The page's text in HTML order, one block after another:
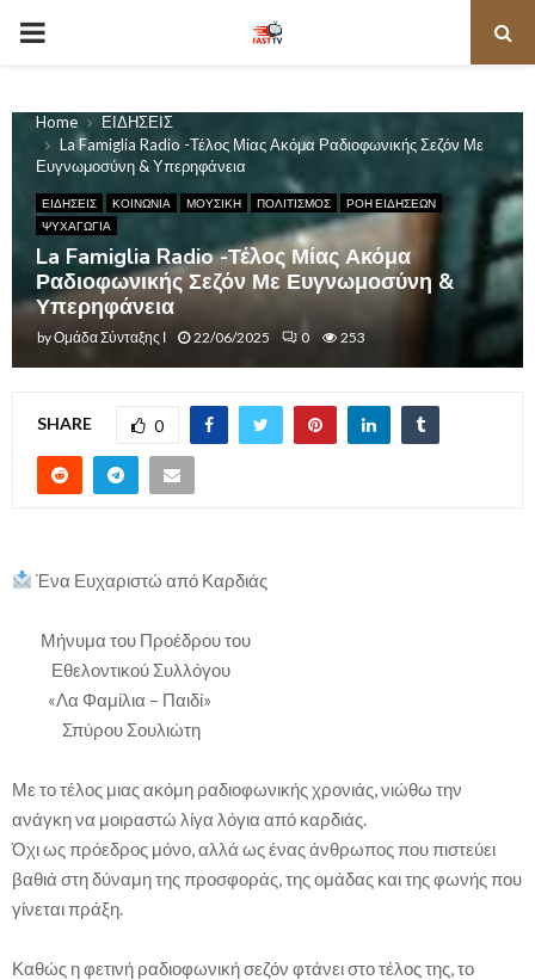
PRIMARY
Home
ΕΙΔΗΣΕΙΣ
La Famiglia Radio -Τέλος Μίας Ακόμα Ραδιοφωνικής Σεζόν Με
Ευγνωμοσύνη & Υπερηφάνεια
ΕΙΔΗΣΕΙΣ ΚΟΙΝΩΝΙΑ ΜΟΥΣΙΚΗ ΠΟΛΙΤΙΣΜΟΣ
ΡΟΗ ΕΙΔΗΣΕΩΝ
ΨΥΧΑΓΩΓΙΑ
La Famiglia Radio -Τέλος Μίας Ακόμα
Ραδιοφωνικής Σεζόν Με Ευγνωμοσύνη &
Υπερηφάνεια
byΟμάδα Σύνταξης Ι 22/06/2025 0 253
SHARE 0
Ένα Ευχαριστώ από Καρδιάς
Μήνυμα του Προέδρου του
Εθελοντικού Συλλόγου
«Λα Φαμίλια – Παιδί»
Σπύρου Σουλιώτη
Με το τέλος μιας ακόμη ραδιοφωνικής χρονιάς, νιώθω την
ανάγκη να μοιραστώ λίγα λόγια από καρδιάς.
Όχι ως πρόεδρος μόνο, αλλά ως ένας άνθρωπος που πιστεύει
βαθιά στη δύναμη της προσφοράς, της ομάδας και της φωνής που
γίνεται πράξη.
Καθώς η φετινή ραδιοφωνική σεζόν φτάνει στο τέλος της, το